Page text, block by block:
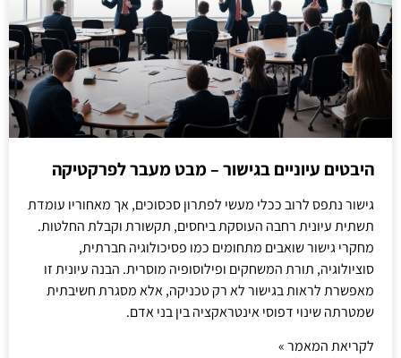
היבטים עיוניים בגישור – מבט מעבר לפרקטיקה
גישור נתפס לרוב ככלי מעשי לפתרון סכסוכים, אך מאחוריו עומדת
תשתית עיונית רחבה העוסקת ביחסים, תקשורת וקבלת החלטות.
מחקרי גישור שואבים מתחומים כמו פסיכולוגיה חברתית,
סוציולוגיה, תורת המשחקים ופילוסופיה מוסרית. הבנה עיונית זו
מאפשרת לראות בגישור לא רק טכניקה, אלא מסגרת חשיבתית
שמטרתה שינוי דפוסי אינטראקציה בין בני אדם.
לקריאת המאמר »